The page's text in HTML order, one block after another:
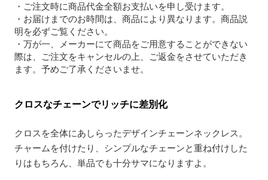
・ご注文時に商品代金全額お支払いを申し受けます。
・お届けまでのお時間は、商品により異なります。商品説
明を必ずご覧ください。
・万が一、メーカーにて商品をご用意することができない
際は、ご注文をキャンセルの上、ご返金をさせていただき
ます。予めご了承くださいませ。
クロスなチェーンでリッチに差別化
クロスを全体にあしらったデザインチェーンネックレス。
チャームを付けたり、シンプルなチェーンと重ね付けした
りはもちろん、単品でも十分サマになりますよ。